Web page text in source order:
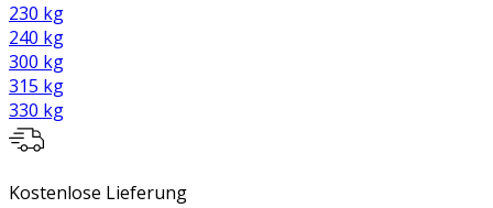
230 kg
240 kg
300 kg
315 kg
330 kg
Kostenlose Lieferung